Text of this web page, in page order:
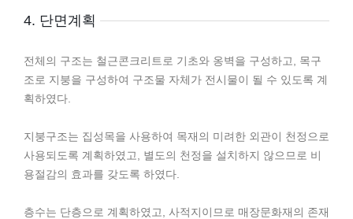
4. 단면계획
전체의 구조는 철근콘크리트로 기초와 옹벽을 구성하고, 목구
조로 지붕을 구성하여 구조물 자체가 전시물이 될 수 있도록 계
획하였다.
지붕구조는 집성목을 사용하여 목재의 미려한 외관이 천정으로
사용되도록 계획하였고, 별도의 천정을 설치하지 않으므로 비
용절감의 효과를 갖도록 하였다.
층수는 단층으로 계획하였고, 사적지이므로 매장문화재의 존재